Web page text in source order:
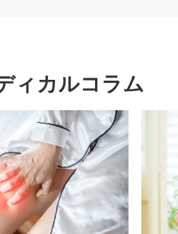
ィカルコラム